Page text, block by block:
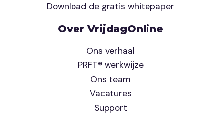
Download de gratis whitepaper
Over VrijdagOnline
Ons verhaal
PRFT® werkwijze
Ons team
Vacatures
Support